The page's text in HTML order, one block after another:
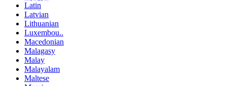
Latin
Latvian
Lithuanian
Luxembou..
Macedonian
Malagasy
Malay
Malayalam
Maltese